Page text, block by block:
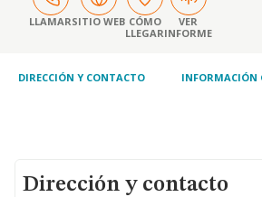
LLAMARSITIO WEB CÓMO
LLEGAR
VER
INFORME
DIRECCIÓN Y CONTACTO INFORMACIÓN
Dirección y contacto